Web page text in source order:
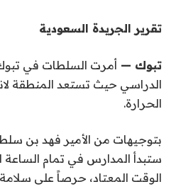
تقرير الجريدة السعودية
تبوك — أمرت السلطات في تبوك
الدراسي حيث تستعد المنطقة
الحرارة.
بتوجيهات من الأمير فهد بن
ستبدأ المدارس في تمام الساعة
الوقت المعتاد، حرصاً على